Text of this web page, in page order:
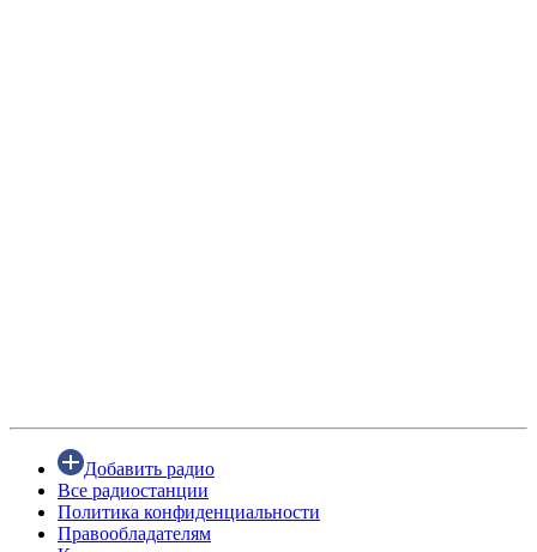
Добавить радио
Все радиостанции
Политика конфиденциальности
Правообладателям